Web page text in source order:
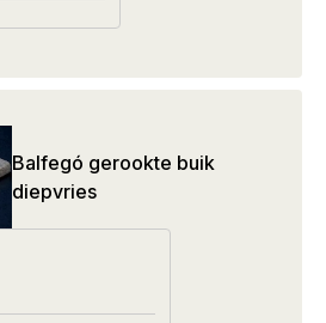
Balfegó gerookte buik
diepvries